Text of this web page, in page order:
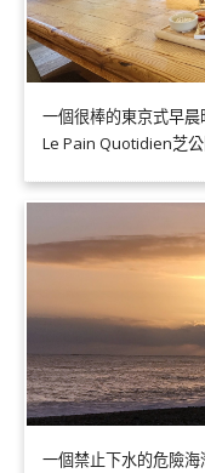
一個很棒的東京式早
Le Pain Quotidien芝
一個禁止下水的危險